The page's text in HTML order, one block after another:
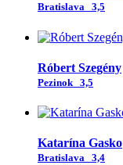
Bratislava 3,5
Róbert Szegény
Pezinok 3,5
Katarína Gasko
Bratislava 3,4